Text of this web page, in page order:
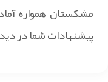
مشکستان همواره
پیشنهادات شما در